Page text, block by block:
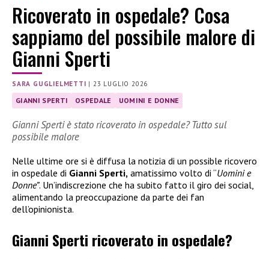
Ricoverato in ospedale? Cosa
sappiamo del possibile malore di
Gianni Sperti
SARA GUGLIELMETTI |23 LUGLIO 2026
GIANNI SPERTI OSPEDALE UOMINI E DONNE
Gianni Sperti è stato ricoverato in ospedale? Tutto sul
possibile malore
Nelle ultime ore si è diffusa la notizia di un possible ricovero
in ospedale di Gianni Sperti, amatissimo volto di “Uomini e
Donne”. Un’indiscrezione che ha subito fatto il giro dei social,
alimentando la preoccupazione da parte dei fan
dell’opinionista.
Gianni Sperti ricoverato in ospedale?